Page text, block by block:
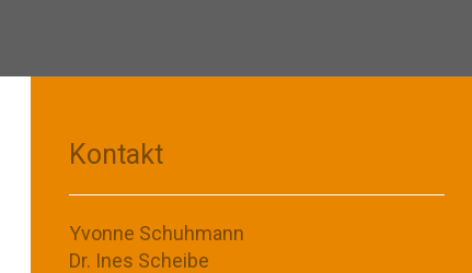
Kontakt
Yvonne Schuhmann
Dr. Ines Scheibe